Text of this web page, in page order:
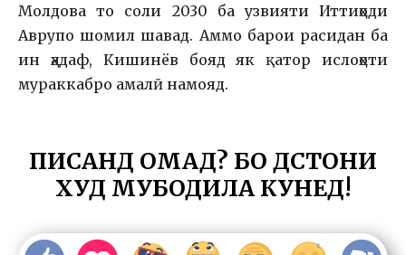
Молдова то соли 2030 ба узвияти Иттиҳоди
Аврупо шомил шавад. Аммо барои расидан ба
ин ҳадаф, Кишинёв бояд як қатор ислоҳоти
мураккабро амалӣ намояд.
ПИСАНД ОМАД? БО ДӮСТОНИ
ХУД МУБОДИЛА КУНЕД!